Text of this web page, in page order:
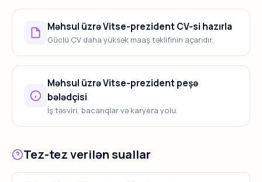
Məhsul üzrə Vitse-prezident CV-si hazırla
Güclü CV daha yüksək maaş təklifinin açarıdır.
Məhsul üzrə Vitse-prezident peşə
bələdçisi
İş təsviri, bacarıqlar və karyera yolu.
Tez-tez verilən suallar